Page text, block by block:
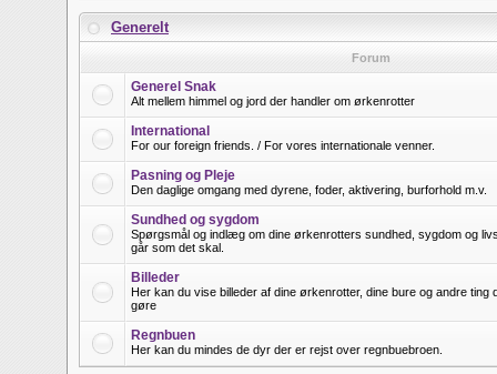
Generelt
Forum
Generel Snak
Alt mellem himmel og jord der handler om ørkenrotter
International
For our foreign friends. / For vores internationale venner.
Pasning og Pleje
Den daglige omgang med dyrene, foder, aktivering, burforhold m.v.
Sundhed og sygdom
Spørgsmål og indlæg om dine ørkenrotters sundhed, sygdom og
går som det skal.
Billeder
Her kan du vise billeder af dine ørkenrotter, dine bure og andre ting
gøre
Regnbuen
Her kan du mindes de dyr der er rejst over regnbuebroen.